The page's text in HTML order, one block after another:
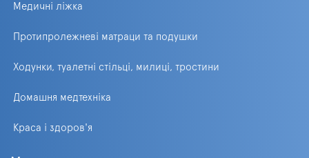
Медичні ліжка
Протипролежневі матраци та подушки
Ходунки, туалетні стільці, милиці, тростини
Домашня медтехніка
Краса і здоров'я